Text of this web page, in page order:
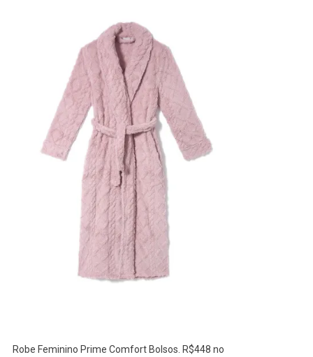
Robe Feminino Prime Comfort Bolsos. R$448 no